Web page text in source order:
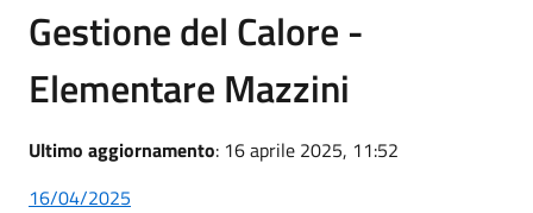
Gestione del Calore -
Elementare Mazzini
Ultimo aggiornamento: 16 aprile 2025, 11:52
16/04/2025